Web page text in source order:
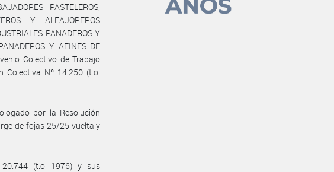
PASTELEROS,
Y ALFAJOREROS
PANADEROS Y
Y AFINES DE
Colectivo de Trabajo
Nº 14.250 (t.o.
por la Resolución
de fojas 25/25 vuelta y
(t.o 1976) y sus